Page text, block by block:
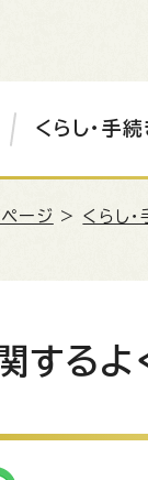
くらし・手続
ページ > くらし
するよ